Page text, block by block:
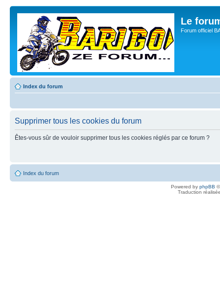
Le
Forum officiel
Index du forum
Supprimer tous les cookies du forum
Êtes-vous sûr de vouloir supprimer tous les cookies réglés par ce forum ?
Index du forum
Powered by phpBB
Traduction